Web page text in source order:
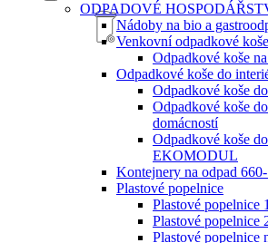
ODPADOVÉ
Nádoby na bio a
Venkovní odpadkové koše
Odpadkové koše
Odpadkové koše do
Odpadkové koše
Odpadkové koše
domácností
Odpadkové koše
EKOMODUL
Kontejnery na odpad
Plastové popelnice
Plastové popelnice
Plastové popelnice
Plastové popelnice